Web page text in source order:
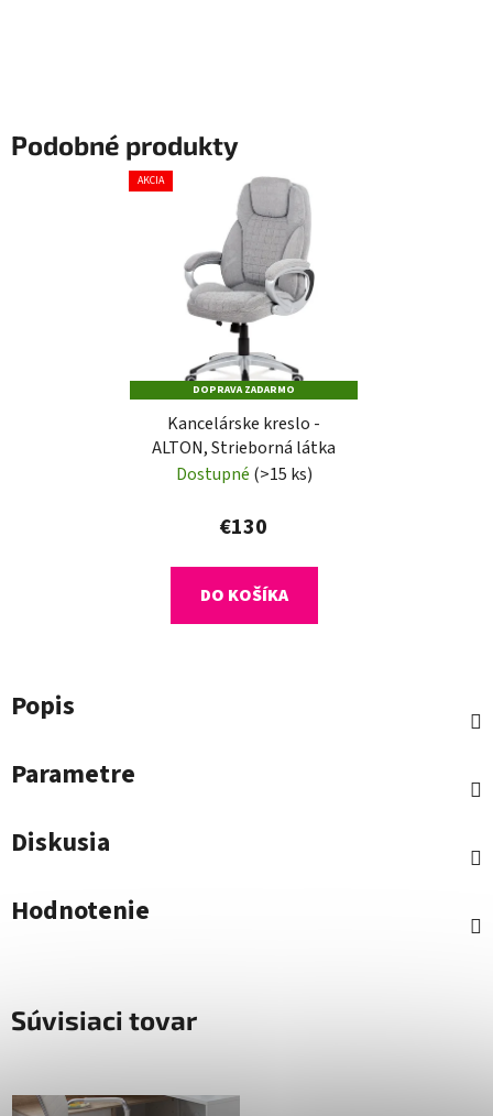
Podobné produkty
AKCIA
DOPRAVA ZADARMO
Kancelárske kreslo -
ALTON, Strieborná látka
Dostupné (>15 ks)
€130
DO KOŠÍKA
Popis
Parametre
Diskusia
Hodnotenie
Súvisiaci tovar